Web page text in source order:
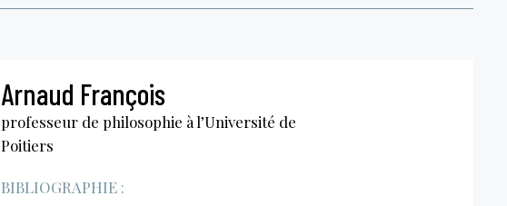
Arnaud François
professeur de philosophie à l’Université de
Poitiers
BIBLIOGRAPHIE :